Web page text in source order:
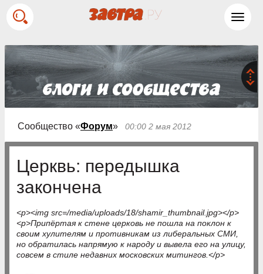
Сообщество «Форум» 00:00 2 мая 2012
Церквь: передышка
закончена
<p><img src=/media/uploads/18/shamir_thumbnail.jpg></p>
<p>Припёртая к стене церковь не пошла на поклон к
своим хулителям и противникам из либеральных СМИ,
но обратилась напрямую к народу и вывела его на улицу,
совсем в стиле недавних московских митингов.</p>